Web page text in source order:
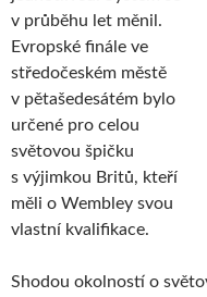
v průběhu let měnil.
Evropské finále ve
středočeském městě
v pětašedesátém bylo
určené pro celou
světovou špičku
s výjimkou Britů, kteří
měli o Wembley svou
vlastní kvalifikace.
Shodou okolností o